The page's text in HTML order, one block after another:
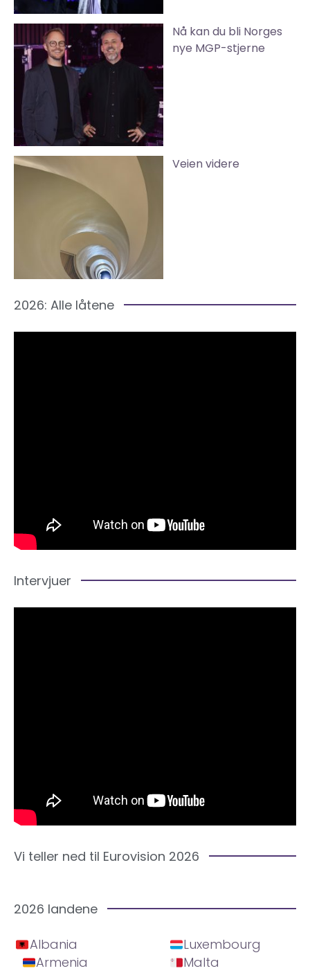
Nå kan du bli Norges
nye MGP-stjerne
Veien videre
2026: Alle låtene
Intervjuer
Vi teller ned til Eurovision 2026
2026 landene
Albania
Armenia
Luxembourg
Malta